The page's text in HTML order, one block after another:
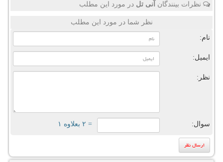
نظرات بینندگان آنی تل در مورد این مطلب
نظر شما در مورد این مطلب
نام:
ایمیل:
نظر:
سوال: = ۲ بعلاوه ۱